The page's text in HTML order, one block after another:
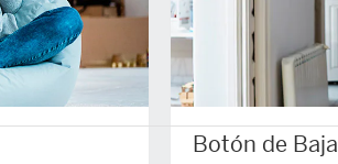
Botón de Baja